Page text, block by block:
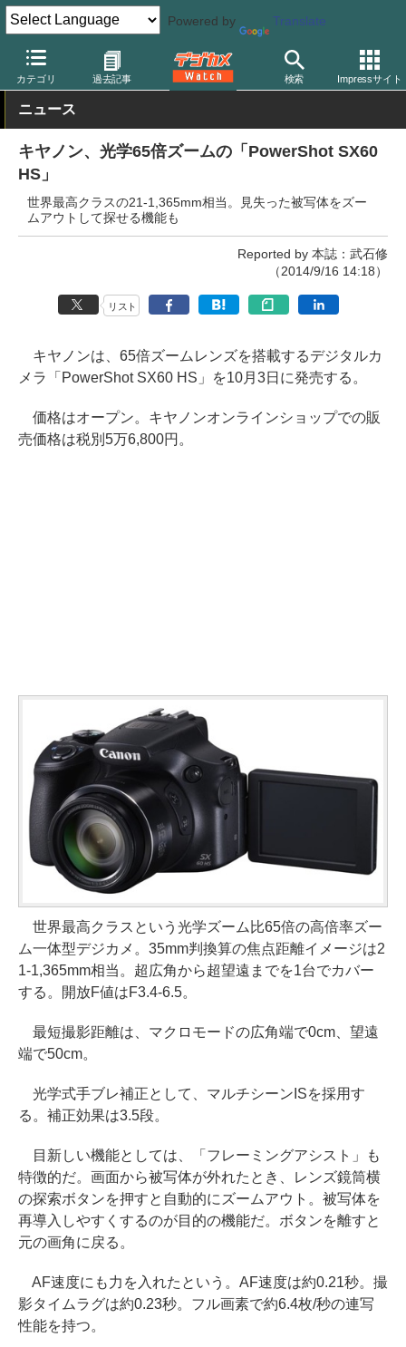
Powered by Translate
カテゴリ 過去記事 検索 Impressサイト
デジカメ Watch カメラ レンズ一体型（コンパクト）カメラ キ
ニュース
キヤノン、光学65倍ズームの「PowerShot SX60
HS」
世界最高クラスの21-1,365mm相当。見失った被写体をズー
ムアウトして探せる機能も
Reported by 本誌：武石修
（2014/9/16 14:18）
リスト
キヤノンは、65倍ズームレンズを搭載するデジタルカ
メラ「PowerShot SX60 HS」を10月3日に発売する。
価格はオープン。キヤノンオンラインショップでの販
売価格は税別5万6,800円。
世界最高クラスという光学ズーム比65倍の高倍率ズー
ム一体型デジカメ。35mm判換算の焦点距離イメージは2
1-1,365mm相当。超広角から超望遠までを1台でカバー
する。開放F値はF3.4-6.5。
最短撮影距離は、マクロモードの広角端で0cm、望遠
端で50cm。
光学式手ブレ補正として、マルチシーンISを採用す
る。補正効果は3.5段。
目新しい機能としては、「フレーミングアシスト」も
特徴的だ。画面から被写体が外れたとき、レンズ鏡筒横
の探索ボタンを押すと自動的にズームアウト。被写体を
再導入しやすくするのが目的の機能だ。ボタンを離すと
元の画角に戻る。
AF速度にも力を入れたという。AF速度は約0.21秒。撮
影タイムラグは約0.23秒。フル画素で約6.4枚/秒の連写
性能を持つ。